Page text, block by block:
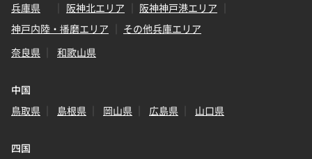
兵庫県
阪神北エリア
阪神神戸港エリア
神戸内陸・播磨エリア
その他兵庫エリア
奈良県
和歌山県
中国
鳥取県
島根県 岡山県 広島県 山口県
四国